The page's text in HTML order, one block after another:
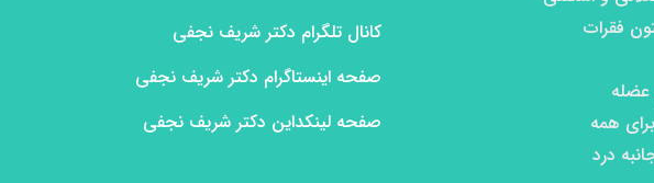
فقرات
همه
درد
کانال تلگرام دکتر شریف نجفی
صفحه اینستاگرام دکتر شریف نجفی
صفحه لینکداین دکتر شریف نجفی